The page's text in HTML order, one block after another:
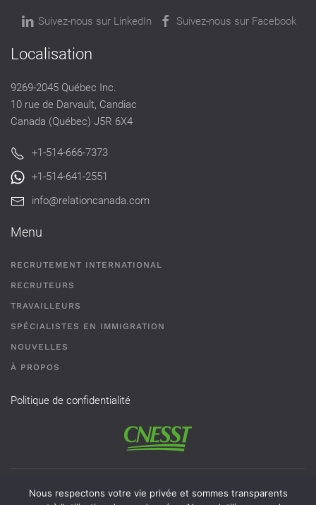
Suivez-nous sur LinkedIn Suivez-nous sur Facebook
Localisation
9269-2045 Québec Inc.
10 rue de Darvault, Candiac
Canada (Québec) J5R 6X4
+1-514-666-7373
+1-514-641-2551
info@relationcanada.com
Menu
RECRUTEMENT INTERNATIONAL
RECRUTEURS
TRAVAILLEURS
SPÉCIALISTES EN IMMIGRATION
NOUVELLES
À PROPOS
Politique de confidentialité
Permis de recrutement # AR-2101593 - Une agence de
Nous respectons votre vie privée et sommes transparents